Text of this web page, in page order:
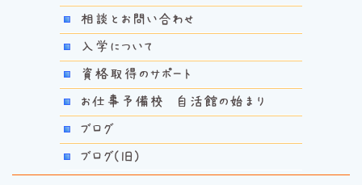
相談とお問い合わせ
入学について
資格取得のサポート
お仕事予備校 自活館の始まり
ブログ
ブログ(旧)